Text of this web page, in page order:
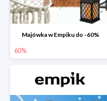
Majówka w Empiku do -60%
60%